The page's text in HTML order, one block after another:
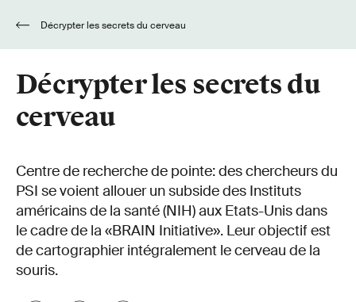
Décrypter les secrets du cerveau
Décrypter les secrets du
cerveau
Centre de recherche de pointe: des chercheurs du
PSI se voient allouer un subside des Instituts
américains de la santé (NIH) aux Etats-Unis dans
le cadre de la «BRAIN Initiative». Leur objectif est
de cartographier intégralement le cerveau de la
souris.